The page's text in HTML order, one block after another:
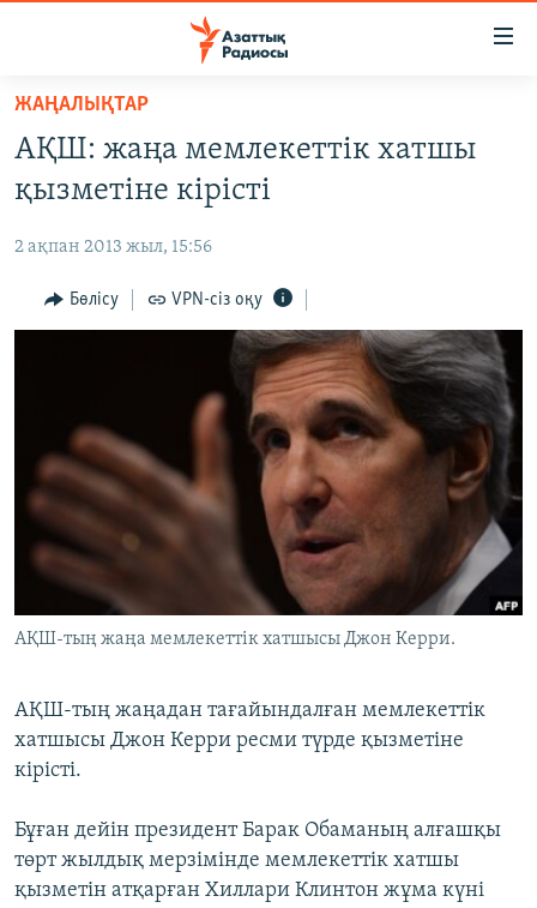
Skip
main
content
to
Navigation
Skip
САЯСАТ
ҚАҢТАР ОҚИҒАСЫ
АДАМ ҚҰҚЫҚТАРЫ
АРНАЙЫ ЖОБАЛАР
Русский
ЖАЗЫЛЫҢЫЗ
ЖАҢАЛЫҚТАР
АҚШ: жаңа мемлекеттік хатшы
қызметіне кірісті
2 ақпан 2013 жыл, 15:56
Бөлісу VPN-сіз оқу
АҚШ-тың жаңа мемлекеттік хатшысы Джон Керри.
АҚШ-тың жаңадан тағайындалған мемлекеттік
хатшысы Джон Керри ресми түрде қызметіне
кірісті.
Бұған дейін президент Барак Обаманың алғашқы
төрт жылдық мерзімінде мемлекеттік хатшы
қызметін атқарған Хиллари Клинтон жұма күні